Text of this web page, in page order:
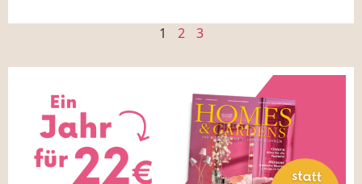
1 2 3